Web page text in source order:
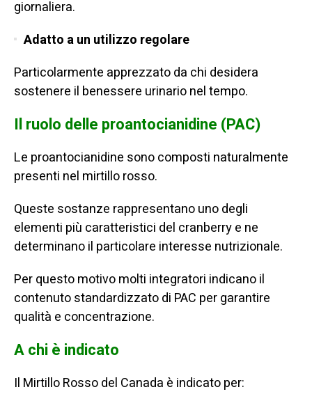
giornaliera.
Adatto a un utilizzo regolare
Particolarmente apprezzato da chi desidera
sostenere il benessere urinario nel tempo.
Il ruolo delle proantocianidine (PAC)
Le proantocianidine sono composti naturalmente
presenti nel mirtillo rosso.
Queste sostanze rappresentano uno degli
elementi più caratteristici del cranberry e ne
determinano il particolare interesse nutrizionale.
Per questo motivo molti integratori indicano il
contenuto standardizzato di PAC per garantire
qualità e concentrazione.
A chi è indicato
Il Mirtillo Rosso del Canada è indicato per: